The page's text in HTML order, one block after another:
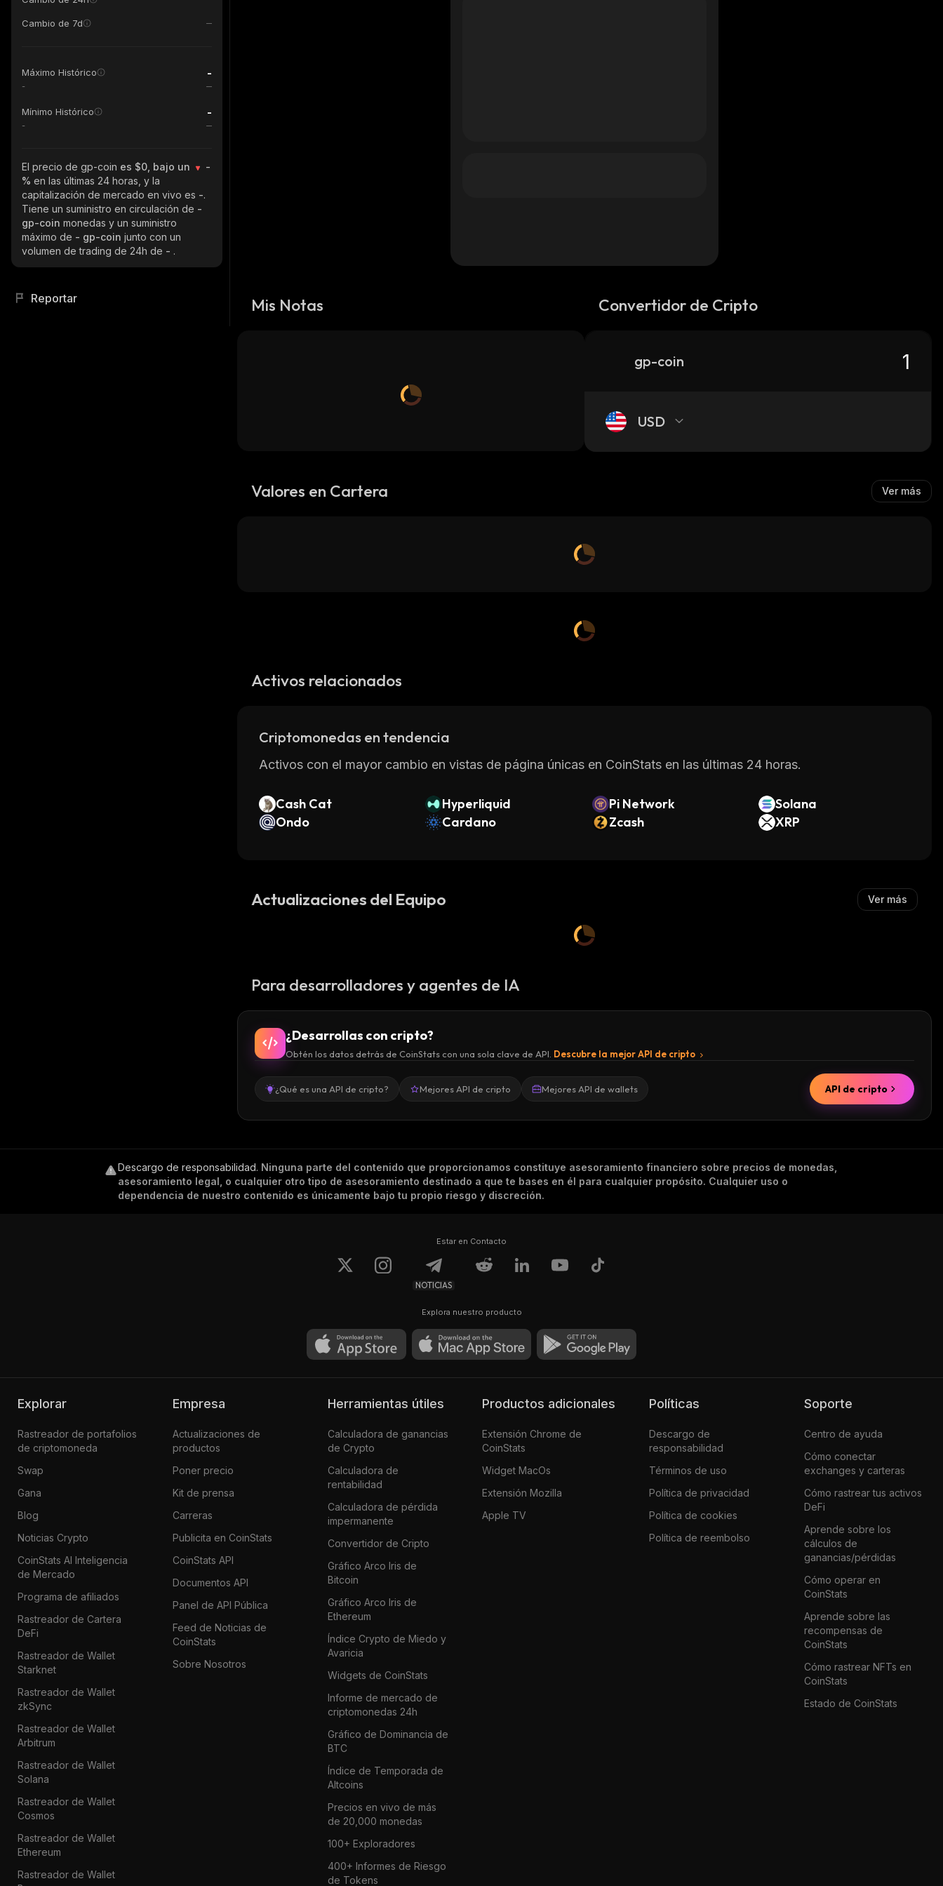
Cambio de 7d
Máximo Histórico -
-
Mínimo Histórico -
-
El precio de gp-coin es $0, bajo un
-
% en las últimas 24 horas, y la
capitalización de mercado en vivo es -.
Tiene un suministro en circulación de -
gp-coin monedas y un suministro
máximo de - gp-coin junto con un
volumen de trading de 24h de - .
Reportar Mis Notas Convertidor de Cripto
gp-coin
USD
Valores en Cartera Ver más
Activos relacionados
Criptomonedas en tendencia
Activos con el mayor cambio en vistas de página únicas en CoinStats en las últimas 24 horas.
Cash Cat Hyperliquid Pi Network
Solana
Ondo
Cardano Zcash XRP
Actualizaciones del Equipo Ver más
Para desarrolladores y agentes de IA
¿Desarrollas con cripto?
Obtén los datos detrás de CoinStats con una sola clave de API. Descubre la mejor API de cripto
¿Qué es una API de cripto? Mejores API de cripto Mejores API de wallets API de cripto
Descargo de responsabilidad. Ninguna parte del contenido que proporcionamos constituye asesoramiento financiero sobre precios de monedas,
asesoramiento legal, o cualquier otro tipo de asesoramiento destinado a que te bases en él para cualquier propósito. Cualquier uso o
dependencia de nuestro contenido es únicamente bajo tu propio riesgo y discreción.
Estar en Contacto
NOTICIAS
Explora nuestro producto
Explorar
Rastreador de portafolios
de criptomoneda
Swap
Gana
Blog
Noticias Crypto
CoinStats AI Inteligencia
de Mercado
Programa de afiliados
Rastreador de Cartera
DeFi
Rastreador de Wallet
Starknet
Rastreador de Wallet
zkSync
Rastreador de Wallet
Arbitrum
Rastreador de Wallet
Solana
Rastreador de Wallet
Cosmos
Rastreador de Wallet
Ethereum
Rastreador de Wallet
Empresa
Actualizaciones de
productos
Poner precio
Kit de prensa
Carreras
Publicita en CoinStats
CoinStats API
Documentos API
Panel de API Pública
Feed de Noticias de
CoinStats
Sobre Nosotros
Herramientas útiles
Calculadora de ganancias
de Crypto
Calculadora de
rentabilidad
Calculadora de pérdida
impermanente
Convertidor de Cripto
Gráfico Arco Iris de
Bitcoin
Gráfico Arco Iris de
Ethereum
Índice Crypto de Miedo y
Avaricia
Widgets de CoinStats
Informe de mercado de
criptomonedas 24h
Gráfico de Dominancia de
BTC
Índice de Temporada de
Altcoins
Precios en vivo de más
de 20,000 monedas
100+ Exploradores
400+ Informes de Riesgo
de Tokens
Productos adicionales
Extensión Chrome de
CoinStats
Widget MacOs
Extensión Mozilla
Apple TV
Políticas
Descargo de
responsabilidad
Términos de uso
Política de privacidad
Política de cookies
Política de reembolso
Soporte
Centro de ayuda
Cómo conectar
exchanges y carteras
Cómo rastrear tus activos
DeFi
Aprende sobre los
cálculos de
ganancias/pérdidas
Cómo operar en
CoinStats
Aprende sobre las
recompensas de
CoinStats
Cómo rastrear NFTs en
CoinStats
Estado de CoinStats